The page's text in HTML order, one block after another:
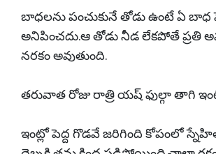
బాధలను పంచుకునే తోడు ఉంటే ఏ బాధ
అనిపించదు.ఆ తోడు నీడ లేకపోతే
నరకం అవుతుంది.
తరువాత రోజు రాత్రి యష్ ఫుల్గా తాగి
ఇంట్లో పెద్ద గొడవే జరిగింది కోపంలో